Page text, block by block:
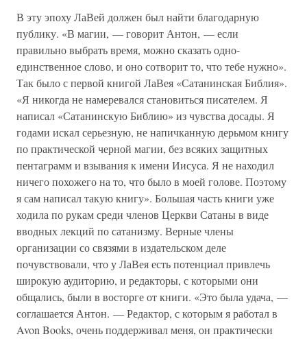
В эту эпоху ЛаВей должен был найти благодарную
публику. «В магии, — говорит Антон, — если
правильно выбрать время, можно сказать одно-
единственное слово, и оно сотворит то, что тебе нужно».
Так было с первой книгой ЛаВея «Сатанинская Библия».
«Я никогда не намеревался становиться писателем. Я
написал «Сатанинскую Библию» из чувства досады. Я
годами искал серьезную, не напичканную дерьмом книгу
по практической черной магии, без всяких защитных
пентаграмм и взывания к имени Иисуса. Я не находил
ничего похожего на то, что было в моей голове. Поэтому
я сам написал такую книгу». Большая часть книги уже
ходила по рукам среди членов Церкви Сатаны в виде
вводных лекций по сатанизму. Верные члены
организации со связями в издательском деле
почувствовали, что у ЛаВея есть потенциал привлечь
широкую аудиторию, и редакторы, с которыми они
общались, были в восторге от книги. «Это была удача, —
соглашается Антон. — Редактор, с которым я работал в
Avon Books, очень поддерживал меня, он практически